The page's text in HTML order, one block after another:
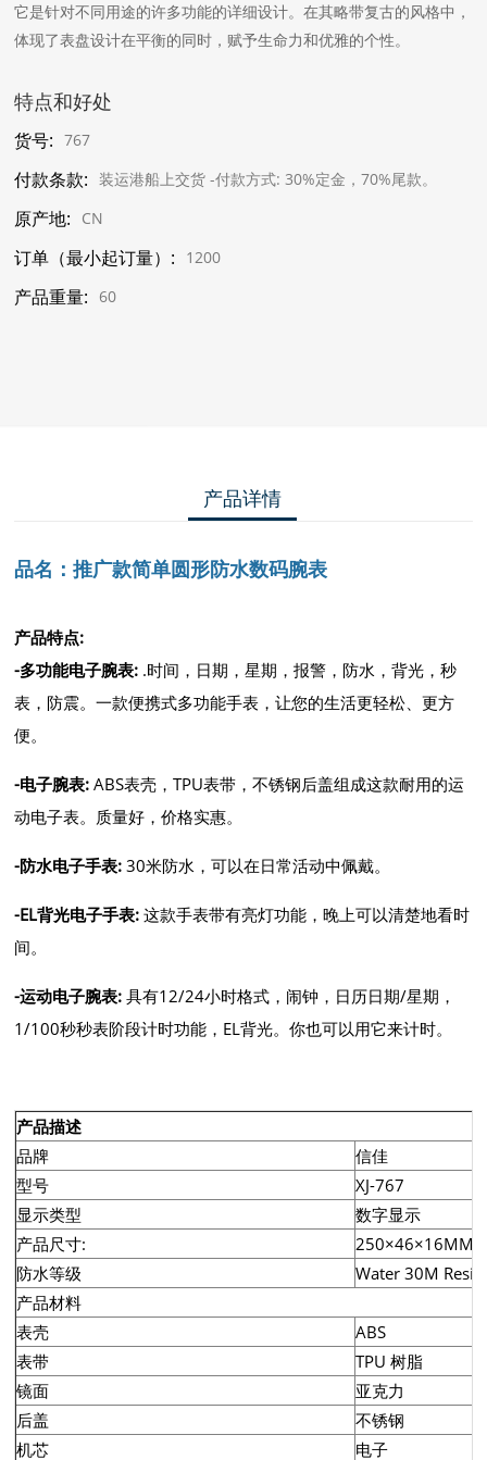
它是针对不同用途的许多功能的详细设计。在其略带复古的风格中，
体现了表盘设计在平衡的同时，赋予生命力和优雅的个性。
特点和好处
货号: 767
付款条款: 装运港船上交货 -付款方式: 30%定金，70%尾款。
原产地: CN
订单（最小起订量）: 1200
产品重量: 60
产品详情
品名：推广款简单圆形防水数码腕表
产品特点:
-多功能电子腕表: .时间，日期，星期，报警，防水，背光，秒
表，防震。一款便携式多功能手表，让您的生活更轻松、更方
便。
-电子腕表: ABS表壳，TPU表带，不锈钢后盖组成这款耐用的运
动电子表。质量好，价格实惠。
-防水电子手表:30米防水，可以在日常活动中佩戴。
-EL背光电子手表: 这款手表带有亮灯功能，晚上可以清楚地看时
间。
-运动电子腕表: 具有12/24小时格式，闹钟，日历日期/星期，
1/100秒秒表阶段计时功能，EL背光。你也可以用它来计时。
产品描述
品牌
信佳
型号
XJ-767
显示类型
数字显示
产品尺寸:
250×46×16MM
防水等级
Water 30M
产品材料
表壳
ABS
表带
TPU 树脂
镜面
亚克力
后盖
不锈钢
机芯
电子